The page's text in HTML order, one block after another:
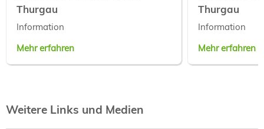
Thurgau
Information
Mehr erfahren
Thurgau
Information
Mehr erfahren
Weitere Links und Medien